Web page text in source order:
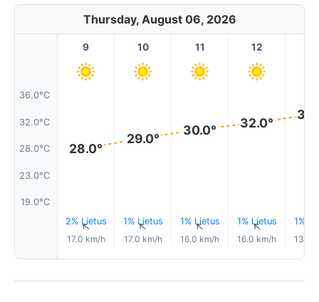
Thursday, August 06, 2026
36.0°C
32.0°C
28.0°C
23.0°C
19.0°C
9
28.0°
2% Lietus
↑
17.0 km/h
10
29.0°
1% Lietus
↑
17.0 km/h
11
30.0°
1% Lietus
↑
16.0 km/h
12
32.0°
1% Lietus
↑
16.0 km/h
1%
13.0